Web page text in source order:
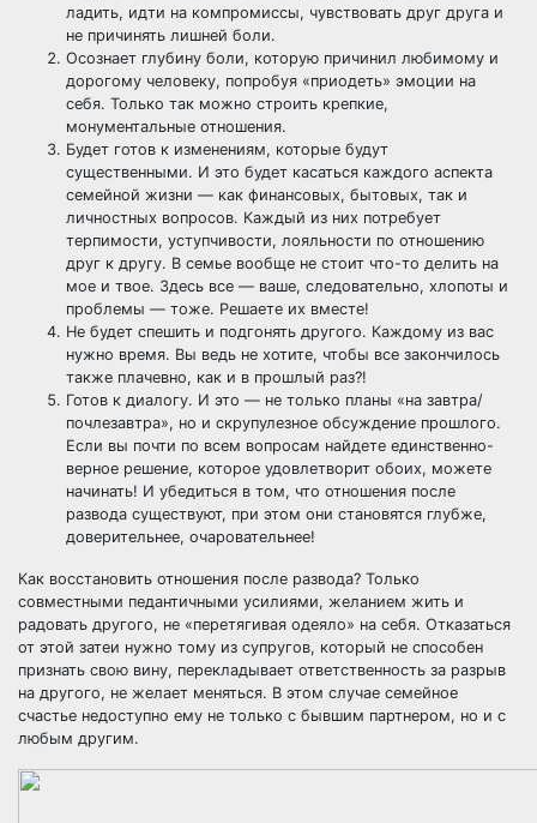
ладить, идти на компромиссы, чувствовать друг друга и
не причинять лишней боли.
Осознает глубину боли, которую причинил любимому и
дорогому человеку, попробуя «приодеть» эмоции на
себя. Только так можно строить крепкие,
монументальные отношения.
Будет готов к изменениям, которые будут
существенными. И это будет касаться каждого аспекта
семейной жизни — как финансовых, бытовых, так и
личностных вопросов. Каждый из них потребует
терпимости, уступчивости, лояльности по отношению
друг к другу. В семье вообще не стоит что-то делить на
мое и твое. Здесь все — ваше, следовательно, хлопоты и
проблемы — тоже. Решаете их вместе!
Не будет спешить и подгонять другого. Каждому из вас
нужно время. Вы ведь не хотите, чтобы все закончилось
также плачевно, как и в прошлый раз?!
Готов к диалогу. И это — не только планы «на завтра/
почлезавтра», но и скрупулезное обсуждение прошлого.
Если вы почти по всем вопросам найдете единственно-
верное решение, которое удовлетворит обоих, можете
начинать! И убедиться в том, что отношения после
развода существуют, при этом они становятся глубже,
доверительнее, очаровательнее!
Как восстановить отношения после развода? Только
совместными педантичными усилиями, желанием жить и
радовать другого, не «перетягивая одеяло» на себя. Отказаться
от этой затеи нужно тому из супругов, который не способен
признать свою вину, перекладывает ответственность за разрыв
на другого, не желает меняться. В этом случае семейное
счастье недоступно ему не только с бывшим партнером, но и с
любым другим.